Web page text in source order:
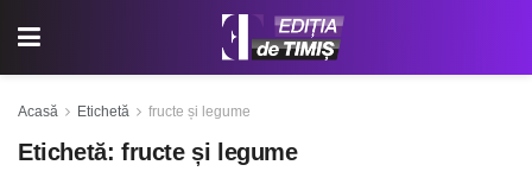
Acasă Etichetă fructe și legume
Etichetă: fructe și legume